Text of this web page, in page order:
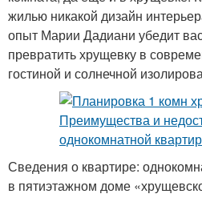
жилью никакой дизайн
опыт Марии Дадиани убедит
превратить хрущевку в
гостиной и солнечной
Сведения о квартире:
в пятиэтажном доме